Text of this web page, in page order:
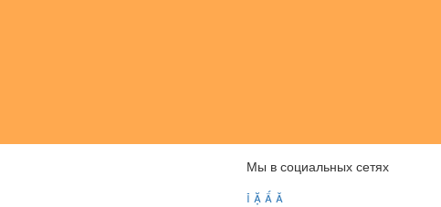
Мы в социальных сетях
   